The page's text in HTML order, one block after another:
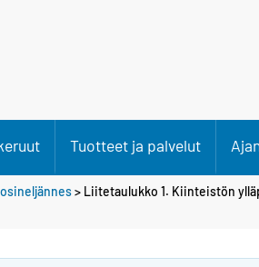
Tuotteet ja palvelut
> Liitetaulukko 1. Kiinteistön